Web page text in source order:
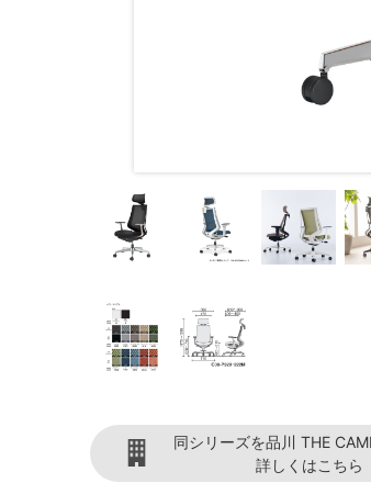
同シリーズを品川 THE
詳しくはこちら